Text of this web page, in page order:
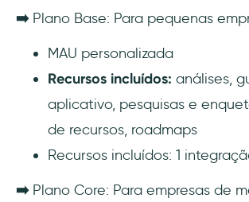
➡️ Plano Base: Para pequenas
MAU personalizada
Recursos incluídos: análises,
aplicativo, pesquisas e
de recursos, roadmaps
Recursos incluídos: 1
➡️ Plano Core: Para empresas de